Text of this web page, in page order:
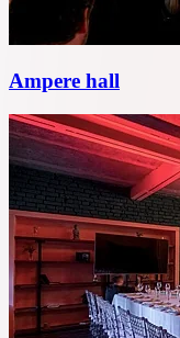
Ampere hall